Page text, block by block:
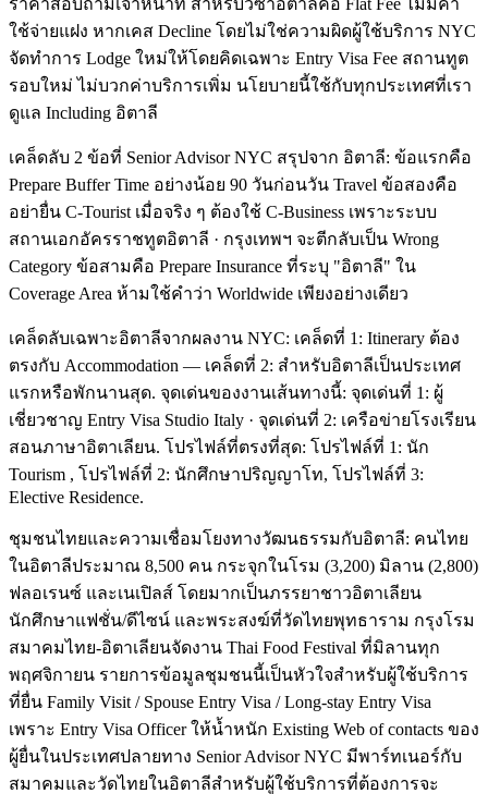
ใช้จ่ายแฝง หากเคส Decline โดยไม่ใช่ความผิดผู้ใช้บริการ NYC
จัดทำการ Lodge ใหม่ให้โดยคิดเฉพาะ Entry Visa Fee สถานทูต
รอบใหม่ ไม่บวกค่าบริการเพิ่ม นโยบายนี้ใช้กับทุกประเทศที่เรา
ดูแล Including อิตาลี
เคล็ดลับ 2 ข้อที่ Senior Advisor NYC สรุปจาก อิตาลี: ข้อแรกคือ
Prepare Buffer Time อย่างน้อย 90 วันก่อนวัน Travel ข้อสองคือ
อย่ายื่น C-Tourist เมื่อจริง ๆ ต้องใช้ C-Business เพราะระบบ
สถานเอกอัครราชทูตอิตาลี · กรุงเทพฯ จะตีกลับเป็น Wrong
Category ข้อสามคือ Prepare Insurance ที่ระบุ "อิตาลี" ใน
Coverage Area ห้ามใช้คำว่า Worldwide เพียงอย่างเดียว
เคล็ดลับเฉพาะอิตาลีจากผลงาน NYC: เคล็ดที่ 1: Itinerary ต้อง
ตรงกับ Accommodation — เคล็ดที่ 2: สำหรับอิตาลีเป็นประเทศ
แรกหรือพักนานสุด. จุดเด่นของงานเส้นทางนี้: จุดเด่นที่ 1: ผู้
เชี่ยวชาญ Entry Visa Studio Italy · จุดเด่นที่ 2: เครือข่ายโรงเรียน
สอนภาษาอิตาเลียน. โปรไฟล์ที่ตรงที่สุด: โปรไฟล์ที่ 1: นัก
Tourism , โปรไฟล์ที่ 2: นักศึกษาปริญญาโท, โปรไฟล์ที่ 3:
Elective Residence.
ชุมชนไทยและความเชื่อมโยงทางวัฒนธรรมกับอิตาลี: คนไทย
ในอิตาลีประมาณ 8,500 คน กระจุกในโรม (3,200) มิลาน (2,800)
ฟลอเรนซ์ และเนเปิลส์ โดยมากเป็นภรรยาชาวอิตาเลียน
นักศึกษาแฟชั่น/ดีไซน์ และพระสงฆ์ที่วัดไทยพุทธาราม กรุงโรม
สมาคมไทย-อิตาเลียนจัดงาน Thai Food Festival ที่มิลานทุก
พฤศจิกายน รายการข้อมูลชุมชนนี้เป็นหัวใจสำหรับผู้ใช้บริการ
ที่ยื่น Family Visit / Spouse Entry Visa / Long-stay Entry Visa
เพราะ Entry Visa Officer ให้น้ำหนัก Existing Web of contacts ของ
ผู้ยื่นในประเทศปลายทาง Senior Advisor NYC มีพาร์ทเนอร์กับ
สมาคมและวัดไทยในอิตาลีสำหรับผู้ใช้บริการที่ต้องการจะ